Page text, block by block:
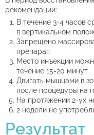
рекомендации:
В течение 3-4 часов
в вертикальном
Запрещено
препарат.
Место инъекции
течение 15-20 минут.
Двигать мышцами в
после процедуры на
На протяжении 2-ух
2 недели не
Результат